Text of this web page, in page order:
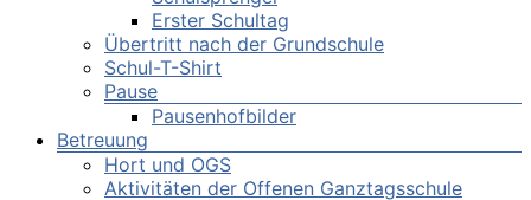
Erster Schultag
Übertritt nach der Grundschule
Schul-T-Shirt
Pause
Pausenhofbilder
Betreuung
Hort und OGS
Aktivitäten der Offenen Ganztagsschule